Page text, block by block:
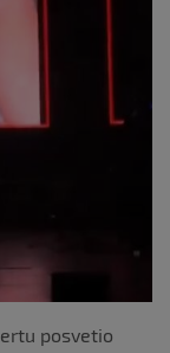
o
k
posvetio